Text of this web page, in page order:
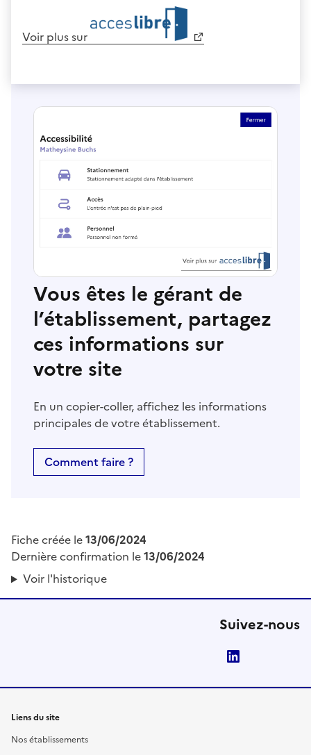
Voir plus sur
Vous êtes le gérant de
l’établissement, partagez
ces informations sur
votre site
En un copier-coller, affichez les informations
principales de votre établissement.
Comment faire ?
Fiche créée le13/06/2024
Dernière confirmation le13/06/2024
Voir l'historique
Suivez-nous
Liens du site
Nos établissements